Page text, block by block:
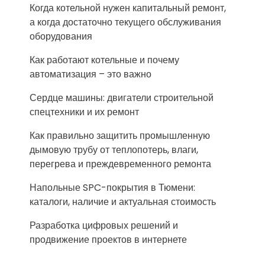
Когда котельной нужен капитальный ремонт,
а когда достаточно текущего обслуживания
оборудования
Как работают котельные и почему
автоматизация – это важно
Сердце машины: двигатели строительной
спецтехники и их ремонт
Как правильно защитить промышленную
дымовую трубу от теплопотерь, влаги,
перегрева и преждевременного ремонта
Напольные SPC-покрытия в Тюмени:
каталоги, наличие и актуальная стоимость
Разработка цифровых решений и
продвижение проектов в интернете